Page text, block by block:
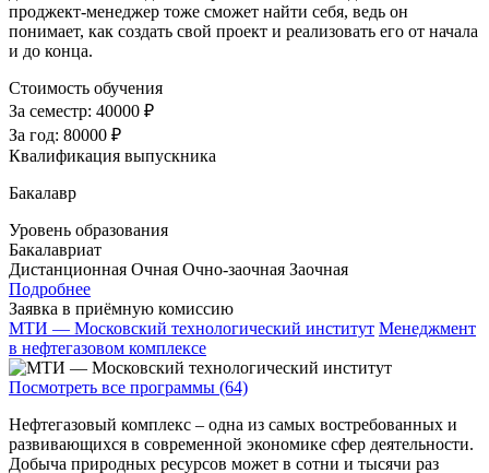
проджект-менеджер тоже сможет найти себя, ведь он
понимает, как создать свой проект и реализовать его от начала
и до конца.
Стоимость обучения
За семестр: 40000 ₽
За год: 80000 ₽
Квалификация выпускника
Бакалавр
Уровень образования
Бакалавриат
Дистанционная Очная Очно-заочная Заочная
Подробнее
Заявка в приёмную комиссию
МТИ — Московский технологический институт Менеджмент
в нефтегазовом комплексе
Посмотреть все программы (64)
Нефтегазовый комплекс – одна из самых востребованных и
развивающихся в современной экономике сфер деятельности.
Добыча природных ресурсов может в сотни и тысячи раз